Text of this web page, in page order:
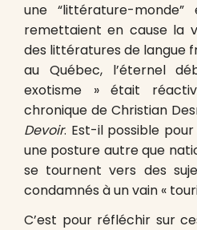
une “littérature-
remettaient en cause la
des littératures de langue
au Québec, l’éternel
exotisme » était
chronique de Christian
Devoir. Est-il possible
une posture autre que
se tournent vers des
condamnés à un vain «
C’est pour réfléchir sur